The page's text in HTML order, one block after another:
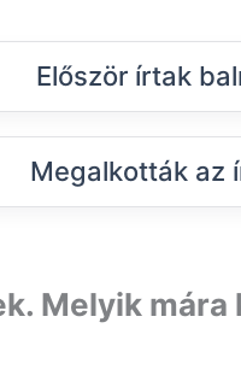
Először írtak
Megalkották az
Melyik